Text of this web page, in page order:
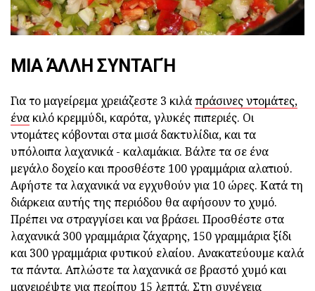
ΜΙΑ ΆΛΛΗ ΣΥΝΤΑΓΉ
Για το μαγείρεμα χρειάζεστε 3 κιλάπράσινες ντομάτες,
ένα κιλό κρεμμύδι, καρότα, γλυκές πιπεριές. Οι
ντομάτες κόβονται στα μισά δακτυλίδια, και τα
υπόλοιπα λαχανικά - καλαμάκια. Βάλτε τα σε ένα
μεγάλο δοχείο και προσθέστε 100 γραμμάρια αλατιού.
Αφήστε τα λαχανικά να εγχυθούν για 10 ώρες. Κατά τη
διάρκεια αυτής της περιόδου θα αφήσουν το χυμό.
Πρέπει να στραγγίσει και να βράσει. Προσθέστε στα
λαχανικά 300 γραμμάρια ζάχαρης, 150 γραμμάρια ξίδι
και 300 γραμμάρια φυτικού ελαίου. Ανακατεύουμε καλά
τα πάντα. Απλώστε τα λαχανικά σε βραστό χυμό και
μαγειρέψτε για περίπου 15 λεπτά. Στη συνέχεια